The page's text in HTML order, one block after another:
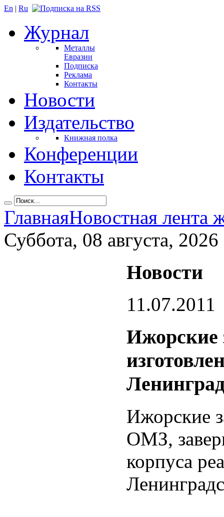
En | Ru
Журнал
Металлы
Евразии
Подписка
Реклама
Контакты
Новости
Издательство
Книжная полка
Конференции
Контакты
ГлавнаяНовостная лента
Суббота, 08 августа, 2026
Новости
11.07.2011
Ижорские
Ижорские
ОМЗ,
корпуса